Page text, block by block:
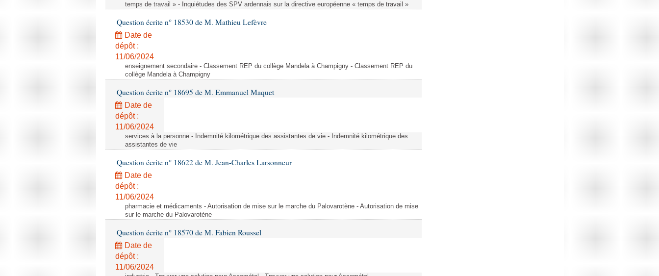
temps de travail » - Inquiétudes des SPV ardennais sur la directive européenne « temps de travail »
Question écrite n° 18530 de M. Mathieu Lefèvre
Date de
dépôt :
11/06/2024
enseignement secondaire - Classement REP du collège Mandela à Champigny - Classement REP du
collège Mandela à Champigny
Question écrite n° 18695 de M. Emmanuel Maquet
Date de
dépôt :
11/06/2024
services à la personne - Indemnité kilométrique des assistantes de vie - Indemnité kilométrique des
assistantes de vie
Question écrite n° 18622 de M. Jean-Charles Larsonneur
Date de
dépôt :
11/06/2024
pharmacie et médicaments - Autorisation de mise sur le marche du Palovarotène - Autorisation de mise
sur le marche du Palovarotène
Question écrite n° 18570 de M. Fabien Roussel
Date de
dépôt :
11/06/2024